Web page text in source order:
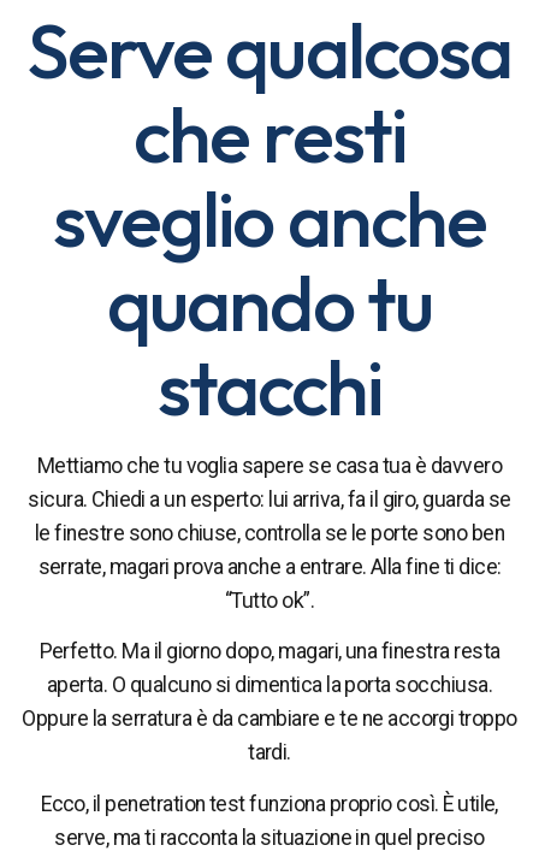
Serve qualcosa
che resti
sveglio anche
quando tu
stacchi
Mettiamo che tu voglia sapere se casa tua è davvero
sicura. Chiedi a un esperto: lui arriva, fa il giro, guarda se
le finestre sono chiuse, controlla se le porte sono ben
serrate, magari prova anche a entrare. Alla fine ti dice:
“Tutto ok”.
Perfetto. Ma il giorno dopo, magari, una finestra resta
aperta. O qualcuno si dimentica la porta socchiusa.
Oppure la serratura è da cambiare e te ne accorgi troppo
tardi.
Ecco, il penetration test funziona proprio così. È utile,
serve, ma ti racconta la situazione in quel preciso